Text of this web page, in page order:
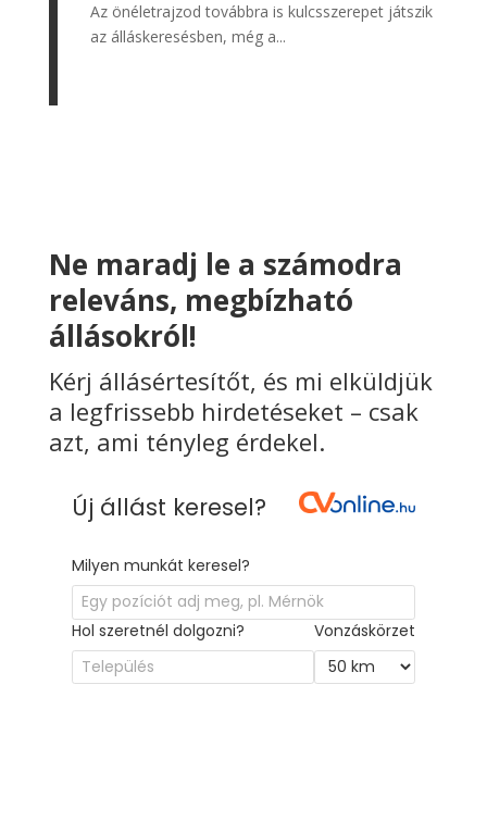
Az önéletrajzod továbbra is kulcsszerepet játszik
az álláskeresésben, még a...
Ne maradj le a számodra
releváns, megbízható
állásokról!
Kérj állásértesítőt, és mi elküldjük
a legfrissebb hirdetéseket – csak
azt, ami tényleg érdekel.